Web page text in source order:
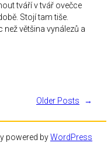
tváří v tvář ovečce
Stojí tam tiše.
než většina vynálezů a
Older Posts →
powered byWordPress